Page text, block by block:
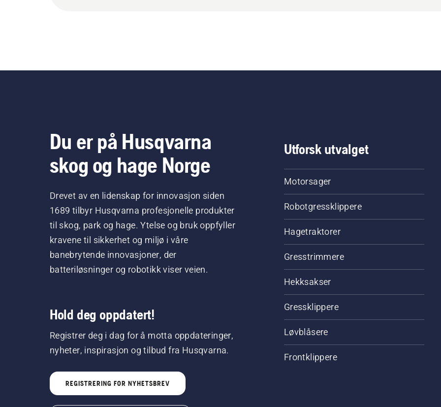
Du er på Husqvarna
skog og hage Norge
Drevet av en lidenskap for innovasjon siden
1689 tilbyr Husqvarna profesjonelle produkter
til skog, park og hage. Ytelse og bruk oppfyller
kravene til sikkerhet og miljø i våre
banebrytende innovasjoner, der
batteriløsninger og robotikk viser veien.
Hold deg oppdatert!
Registrer deg i dag for å motta oppdateringer,
nyheter, inspirasjon og tilbud fra Husqvarna.
REGISTRERING FOR NYHETSBREV
Utforsk utvalget
Motorsager
Robotgressklippere
Hagetraktorer
Gresstrimmere
Hekksakser
Gressklippere
Løvblåsere
Frontklippere